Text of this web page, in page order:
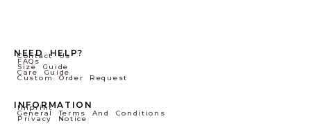
NEED HELP?
Contact Us
FAQs
Size Guide
Care Guide
Custom Order Request
INFORMATION
Imprint
General Terms And Conditions
Privacy Notice